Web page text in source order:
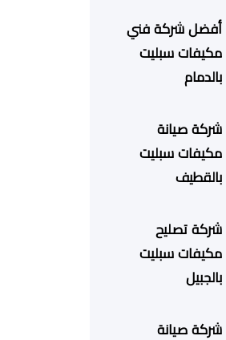
أفضل شركة فني
مكيفات سبليت
بالدمام
شركة صيانة
مكيفات سبليت
بالقطيف
شركة تصليح
مكيفات سبليت
بالجبيل
شركة صيانة